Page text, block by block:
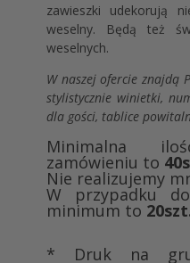
zawieszki udekorują
weselny. Będą też
weselnych.
W naszej ofercie znajdą
stylistycznie winietki,
dla gości, tablice
Minimalna
zamówieniu to
Nie realizujemy
W przypadku
minimum to
* Druk na